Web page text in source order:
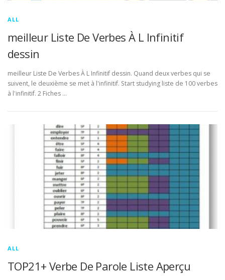
ALL
meilleur Liste De Verbes À L Infinitif
dessin
meilleur Liste De Verbes À L Infinitif dessin. Quand deux verbes qui se
suivent, le deuxième se met à l'infinitif. Start studying liste de 100 verbes
à l'infinitif. 2 Fiches …
ALL
TOP21+ Verbe De Parole Liste Aperçu